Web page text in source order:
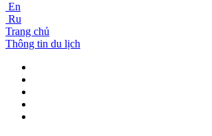
En
Ru
Trang chủ
Thông tin du lịch